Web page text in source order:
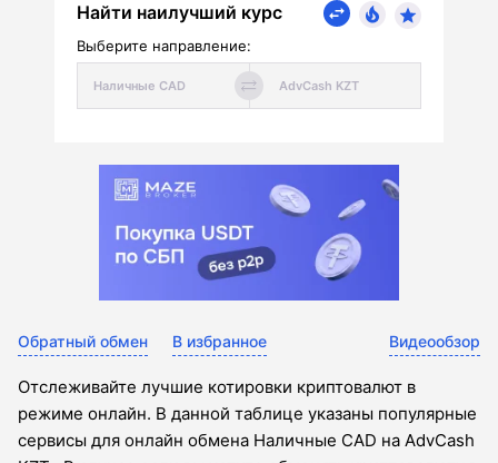
Найти наилучший курс
Выберите направление:
Обратный обмен В избранное Видеообзор
Отслеживайте лучшие котировки криптовалют в
режиме онлайн. В данной таблице указаны популярные
сервисы для онлайн обмена Наличные CAD на AdvCash